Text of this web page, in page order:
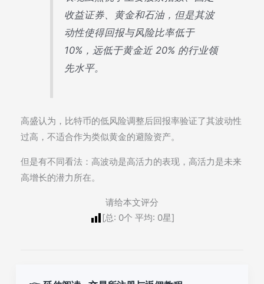
收益证券、黄金和石油，但是其波
动性使得回报与风险比率低于
10%，远低于黄金近 20% 的行业领
先水平。
高盛认为，比特币的低风险调整后回报率验证了其波动性
过高，不适合作为类似黄金的避险资产。
但是有不同看法：高波动是高活力的表现，高活力是未来
高增长的潜力所在。
请给本文评分
[总: 0个 平均: 0星]